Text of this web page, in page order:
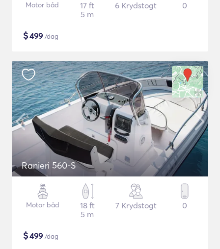
Motor båd
17 ft
5 m
6 Krydstogt 0
$499 /dag
Ranieri 560-S
Motor båd
18 ft
5 m
7 Krydstogt 0
$499 /dag